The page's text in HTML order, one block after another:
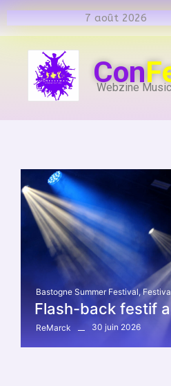
7 août 2026
Con
Webzine
Bastogne Summer Festival,
Flash-back festif
ReMarck 30 juin 2026